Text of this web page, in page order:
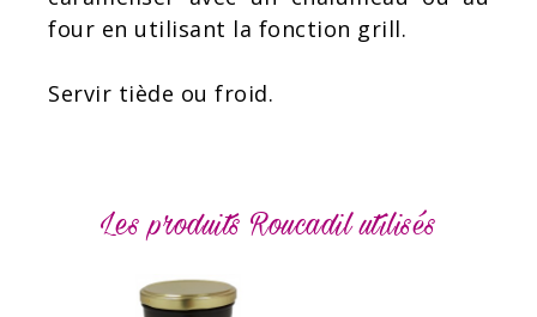
four en utilisant la fonction grill.
Servir tiède ou froid.
Les produits Roucadil utilisés